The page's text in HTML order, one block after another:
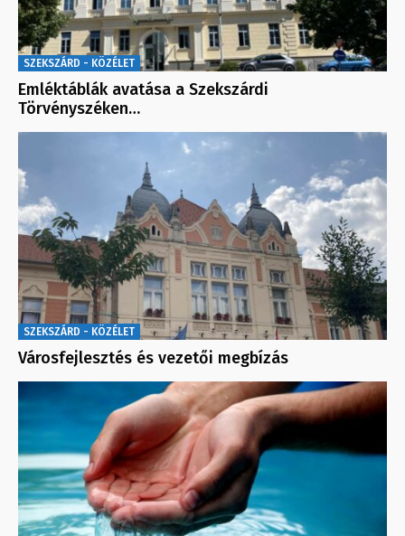
SZEKSZÁRD - KÖZÉLET
Emléktáblák avatása a Szekszárdi
Törvényszéken…
SZEKSZÁRD - KÖZÉLET
Városfejlesztés és vezetői megbízás